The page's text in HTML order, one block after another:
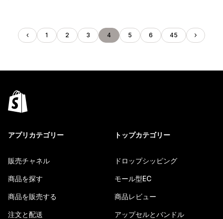
1 2 3 4 5 6 45
アプリカテゴリー
販売チャネル
商品を探す
商品を販売する
注文と配送
トップカテゴリー
ドロップシッピング
モール型EC
商品レビュー
アップセルとバンドル